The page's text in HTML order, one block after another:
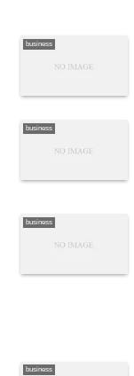
business
business
business
business